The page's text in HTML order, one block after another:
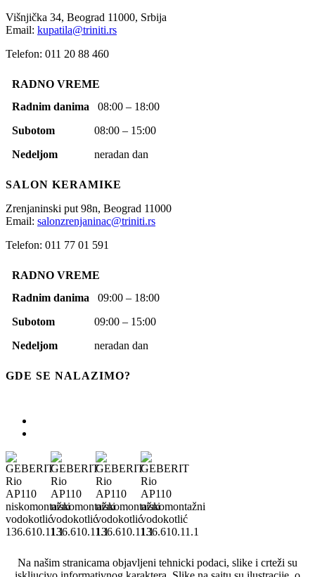
Višnjička 34, Beograd 11000, Srbija
Email: kupatila@triniti.rs
Telefon: 011 20 88 460
RADNO VREME
Radnim danima 08:00 – 18:00
Subotom 08:00 – 15:00
Nedeljom neradan dan
SALON KERAMIKE
Zrenjaninski put 98n, Beograd 11000
Email: salonzrenjaninac@triniti.rs
Telefon: 011 77 01 591
RADNO VREME
Radnim danima 09:00 – 18:00
Subotom 09:00 – 15:00
Nedeljom neradan dan
GDE SE NALAZIMO?
Na našim stranicama objavljeni tehnicki podaci, slike i crteži su